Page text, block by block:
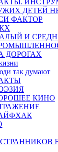
ДЕТЕЙ
ФАКТОР
И
ДОРОГАХ
так думают
КИНО